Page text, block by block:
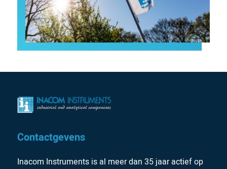
Contactgevens
Inacom Instruments is al meer dan 35 jaar actief op